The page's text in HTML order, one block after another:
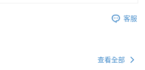
客服
查看全部